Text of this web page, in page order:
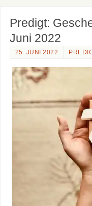
Predigt:
Juni 2022
25. JUNI 2022